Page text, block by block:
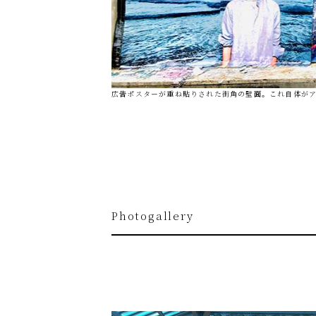
広告ポスターが重ね貼りされた街角の壁面。これ自体が
Photogallery